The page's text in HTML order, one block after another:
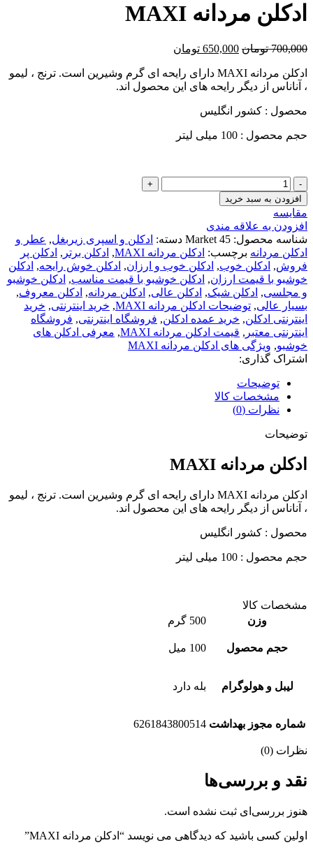
ادكلن مردانه MAXI
700,000 تومان قیمت
700,000 تومان
بود.
650,000 تومان
650,000 تومان
است.
ادكلن مردانه MAXI دارای رایحه ای گرم وشیرین است. ترنج ، لیمو
، آناناس از دیگر رایحه های این محصول اند.
محصول : کشور انگلیس
حجم محصول : 100 میلی لیتر
ادكلن
مردانه
MAXI
عدد
افزودن به سبد خرید
مقايسه
افزودن به علاقه مندی
شناسه محصول: Market 45 دسته: ادکلن و اسپری زیربغل, عطر و
ادکلن مردانه برچسب: ادكلن مردانه MAXI , ادکلن برتر , ادکلن پر
فروش, ادکلن خوب, ادکلن خوب و ارزان, ادکلن خوش رایحه, ادکلن
خوشبو با قیمت ارزان, ادکلن خوشبو با قیمت مناسب, ادکلن خوشبو
و مجلسی, ادکلن شیک, ادکلن عالی, ادکلن مردانه, ادکلن معروف,
بسیار عالی, توضیحات ادكلن مردانه MAXI , خرید اینترنتی, خرید
اینترنتی ادکلن, خرید عمده ادکلن, فروشگاه اینترنتی, فروشگاه
اینترنتی معتبر , قیمت ادكلن مردانه MAXI , معرفی ادکلن های
خوشبو, ویژگی های ادكلن مردانه MAXI
اشتراک گذاری:
توضیحات
مشخصات کالا
نظرات (0)
توضیحات
ادكلن مردانه MAXI
ادكلن مردانه MAXI دارای رایحه ای گرم وشیرین است. ترنج ، لیمو
، آناناس از دیگر رایحه های این محصول اند.
محصول : کشور انگلیس
حجم محصول : 100 میلی لیتر
مشخصات کالا
وزن
500 گرم
حجم محصول 100 میل
لیبل و هولوگرام بله دارد
شماره مجوز بهداشت 6261843800514
نظرات (0)
نقد و بررسی‌ها
هنوز بررسی‌ای ثبت نشده است.
اولین کسی باشید که دیدگاهی می نویسد “ادكلن مردانه MAXI”